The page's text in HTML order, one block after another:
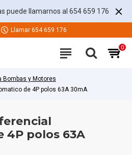
puede llamarnos al 654 659 176
Llamar 654 659 176
0
Bombas y Motores
de 4P polos 63A 30mA
4P polos 63A